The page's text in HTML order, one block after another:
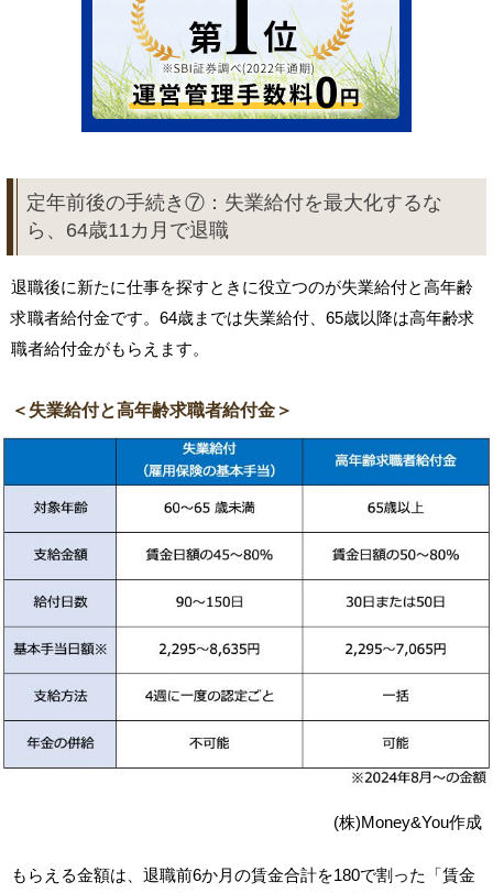
定年前後の手続き⑦：失業給付を最大化するな
ら、64歳11カ月で退職
退職後に新たに仕事を探すときに役立つのが失業給付と高年齢
求職者給付金です。64歳までは失業給付、65歳以降は高年齢求
職者給付金がもらえます。
＜失業給付と高年齢求職者給付金＞
(株)Money&You作成
もらえる金額は、退職前6か月の賃金合計を180で割った「賃金